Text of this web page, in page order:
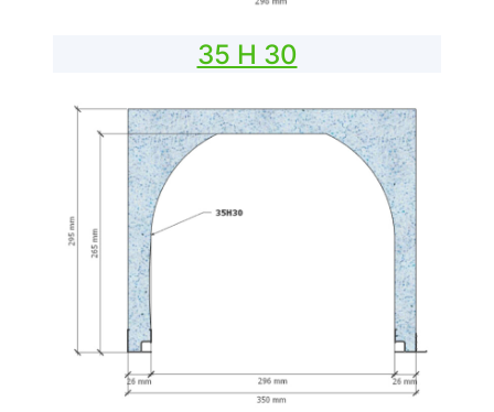
35 H 30